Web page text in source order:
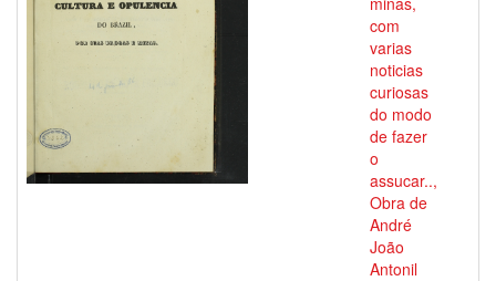
com
varias
noticias
curiosas
do modo
de fazer
o
assucar..,
Obra de
André
João
Antonil